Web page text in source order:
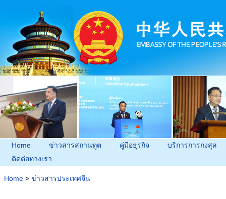
Home ข่าวสารสถานทูต คู่มือธุรกิจ
บริการการกงสุล
ติดต่อทางเรา
Home > ข่าวสารประเทศจีน